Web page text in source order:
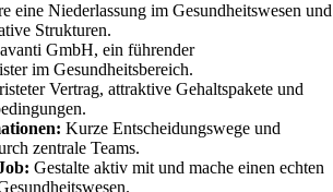
eine Niederlassung im Gesundheitswesen und
Strukturen.
avanti GmbH, ein führender
im Gesundheitsbereich.
Vertrag, attraktive Gehaltspakete und
Kurze Entscheidungswege und
zentrale Teams.
Gestalte aktiv mit und mache einen echten